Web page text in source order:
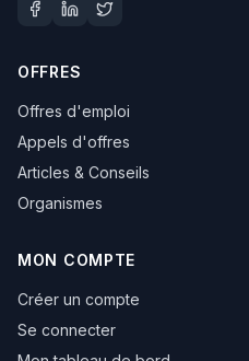
OFFRES
Offres d'emploi
Appels d'offres
Articles & Conseils
Organismes
MON COMPTE
Créer un compte
Se connecter